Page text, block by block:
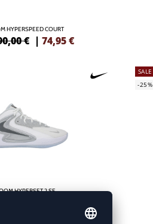
HYPERSPEED COURT
€ | 74,95 €
HYPERSET 2 SE
SALE
-25%